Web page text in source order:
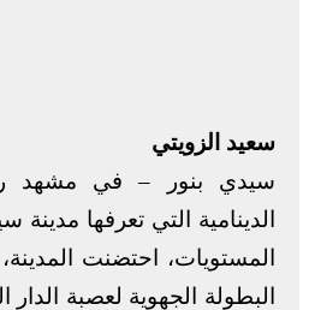
سعيد الزويتي
سيدي بنور – في مشهد
الدينامية التي تعرفها
المستويات، احتضنت المدينة،
البطولة الجهوية لعصبة